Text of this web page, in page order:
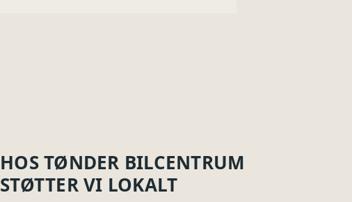
HOS TØNDER BILCENTRUM
STØTTER VI LOKALT